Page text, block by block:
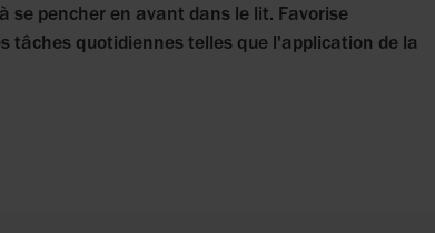
se pencher en avant dans le lit. Favorise
tâches quotidiennes telles que l'application de la